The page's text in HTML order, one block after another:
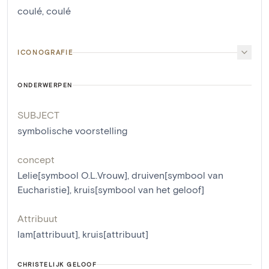
coulé, coulé
ICONOGRAFIE
ONDERWERPEN
SUBJECT
symbolische voorstelling
concept
Lelie[symbool O.L.Vrouw], druiven[symbool van
Eucharistie], kruis[symbool van het geloof]
Attribuut
lam[attribuut], kruis[attribuut]
CHRISTELIJK GELOOF